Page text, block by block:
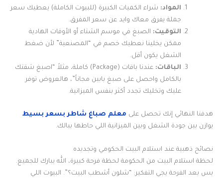
المواد: شراء الكميات الكبيرة (للبيوت الكاملة) يعطيك سعر
جملة يفرق معاك وايد عن سعر المفرق.
التوقيت: الصبغ في موسم الشتاء أو الأوقات الهادية
ممكن يخلينا نعطيك خصم في “المصنعية” لأن ضغط
الشغل يكون أقل.
الباقات:
عندنا باقات (Package) كاملة، مثلاً “اصبغ شقتك
بالكامل واحصل على صبغ بابين مجاناً”، هالعروض توفر
عليك وتخليك تجدد أكثر بنفس الميزانية.
هدفنا النهائي إنك تحصل على معلم صباغ شاطر بسعر بسيط
يوازن بين جودة الشغل وبين الميزانية اللي حاطها ببالك.
نصائح ذهبية عند استلام البيت الحكومي وتجديده
لحظة استلام البيت من الحكومة لحظة فرحة كبيرة، الله يبارك للجميع.
بس بعد الفرحة يجي التفكير: “شلون أشطب البيت؟”. البيوت اللي